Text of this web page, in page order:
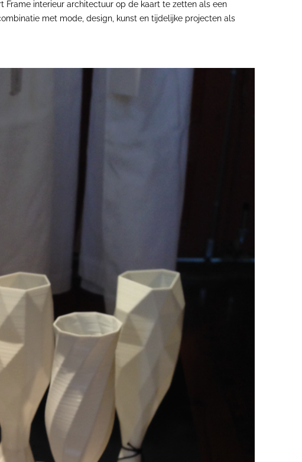
Frame interieur architectuur op de kaart te zetten als een
met mode, design, kunst en tijdelijke projecten als